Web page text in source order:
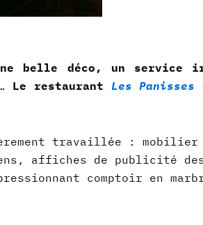
belle déco, un service
Le restaurant Les Panisses
travaillée :
affiches de publicité
comptoir en